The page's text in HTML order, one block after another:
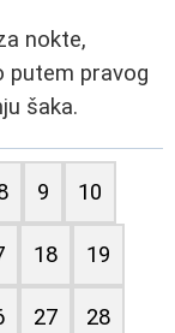
nokte,
putem pravog
šaka.
9 10
18 19
27 28